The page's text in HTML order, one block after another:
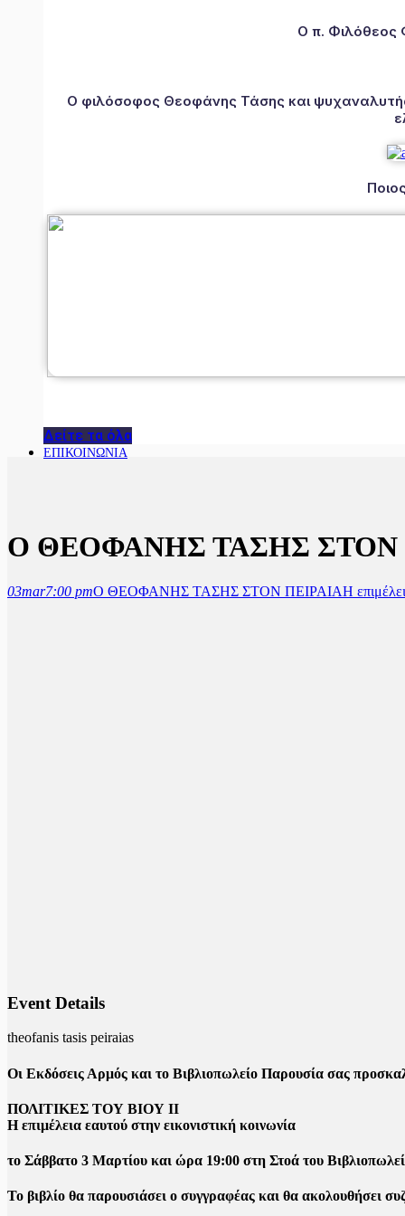
Ο π. Φιλόθεος
Ο φιλόσοφος Θεοφάνης Τάσης και
Δείτε τα όλα
ΕΠΙΚΟΙΝΩΝΙΑ
Ο ΘΕΟΦΑΝΗΣ ΤΑΣΗΣ ΣΤΟΝ
03mar7:00 pmΟ ΘΕΟΦΑΝΗΣ ΤΑΣΗΣ ΣΤΟΝ ΠΕΙΡΑΙΑΗ
Event Details
theofanis tasis peiraias
Οι Εκδόσεις Αρμός και το Βιβλιοπωλείο Παρουσία σας
ΠΟΛΙΤΙΚΕΣ ΤΟΥ ΒΙΟΥ ΙΙ
Η επιμέλεια εαυτού στην εικονιστική κοινωνία
το Σάββατο 3 Μαρτίου και ώρα 19:00 στη Στοά του
Το βιβλίο θα παρουσιάσει ο συγγραφέας και θα ακολουθήσει